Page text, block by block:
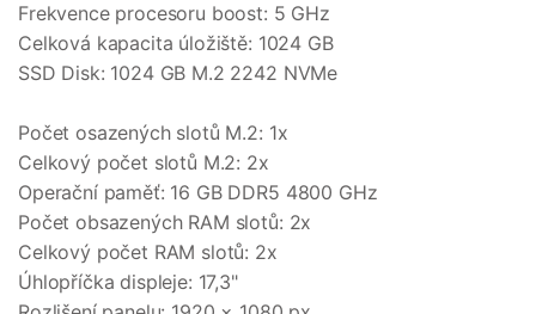
Frekvence procesoru boost: 5 GHz
Celková kapacita úložiště: 1024 GB
SSD Disk: 1024 GB M.2 2242 NVMe
Počet osazených slotů M.2: 1x
Celkový počet slotů M.2: 2x
Operační paměť: 16 GB DDR5 4800 GHz
Počet obsazených RAM slotů: 2x
Celkový počet RAM slotů: 2x
Úhlopříčka displeje: 17,3"